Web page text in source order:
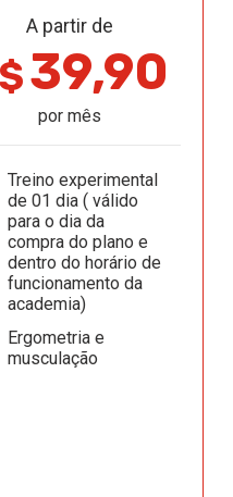
A partir de
39,90
por mês
Treino experimental
de 01 dia ( válido
para o dia da
compra do plano e
dentro do horário de
funcionamento da
academia)
Ergometria e
musculação